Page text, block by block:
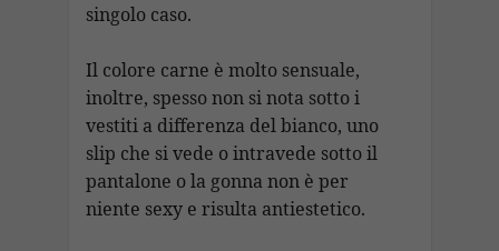
singolo caso.
Il colore carne è molto sensuale,
inoltre, spesso non si nota sotto i
vestiti a differenza del bianco, uno
slip che si vede o intravede sotto il
pantalone o la gonna non è per
niente sexy e risulta antiestetico.